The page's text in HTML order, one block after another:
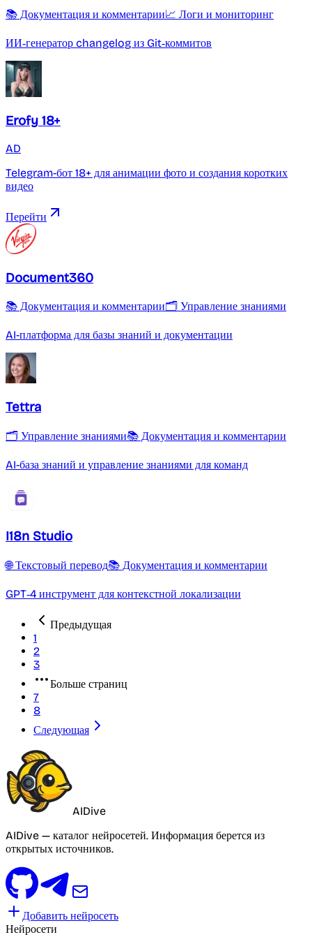
📚 Документация и комментарии📈 Логи и мониторинг
ИИ‑генератор changelog из Git‑коммитов
Erofy 18+
AD
Telegram-бот 18+ для анимации фото и создания коротких
видео
Перейти
Document360
📚 Документация и комментарии🗂️ Управление знаниями
AI-платформа для базы знаний и документации
Tettra
🗂️ Управление знаниями📚 Документация и комментарии
AI-база знаний и управление знаниями для команд
I18n Studio
🌐 Текстовый перевод📚 Документация и комментарии
GPT‑4 инструмент для контекстной локализации
Предыдущая
1
2
3
Больше страниц
7
8
Следующая
AIDive
AIDive — каталог нейросетей. Информация берется из
открытых источников.
Добавить нейросеть
Нейросети